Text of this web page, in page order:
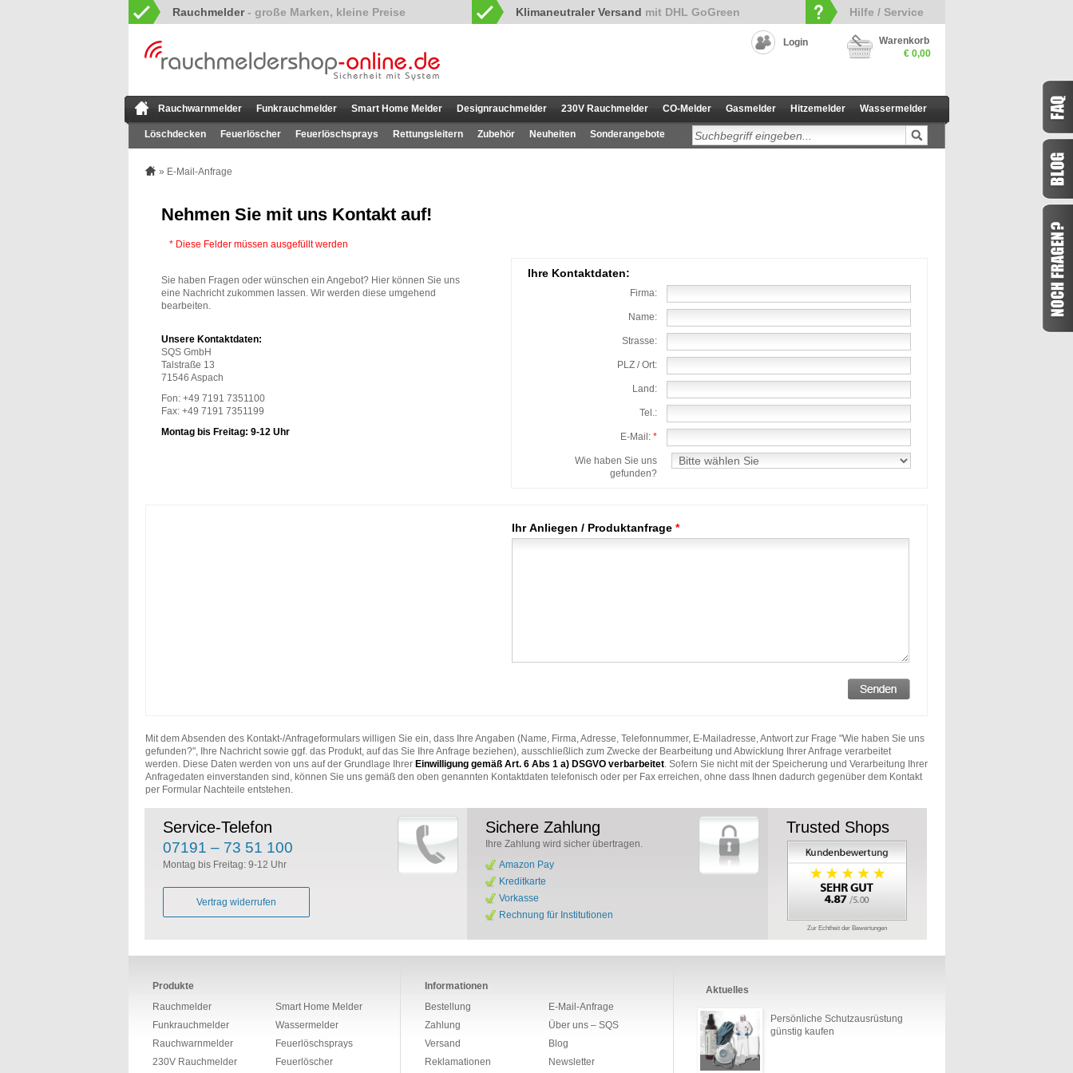
Rauchmelder Klimaneutraler Versand mit DHL GoGreen Hilfe / Service
Login
Warenkorb
€ 0,00
Rauchwarnmelder Funkrauchmelder Smart Home Melder Designrauchmelder 230V Rauchmelder CO-Melder Gasmelder Hitzemelder Wassermelder
Löschdecken Feuerlöscher Feuerlöschsprays Rettungsleitern Zubehör Neuheiten Sonderangebote
» E-Mail-Anfrage
Nehmen Sie mit uns Kontakt auf!
* Diese Felder müssen ausgefüllt werden
Sie haben Fragen oder wünschen ein Angebot? Hier können Sie uns
eine Nachricht zukommen lassen. Wir werden diese umgehend
bearbeiten.
Unsere Kontaktdaten:
SQS GmbH
Talstraße 13
71546 Aspach
Fon: +49 7191 7351100
Fax: +49 7191 7351199
Montag bis Freitag: 9-12 Uhr
Ihre Kontaktdaten:
Firma:
Name:
Strasse:
PLZ / Ort:
Land:
Tel.:
E-Mail: *
Wie haben Sie uns
gefunden?
Ihr Anliegen / Produktanfrage *
Mit dem Absenden des Kontakt-/Anfrageformulars willigen Sie ein, dass Ihre Angaben (Name, Firma, Adresse, Telefonnummer, E-Mailadresse, Antwort zur Frage "Wie haben Sie uns
gefunden?", Ihre Nachricht sowie ggf. das Produkt, auf das Sie Ihre Anfrage beziehen), ausschließlich zum Zwecke der Bearbeitung und Abwicklung Ihrer Anfrage verarbeitet
werden. Diese Daten werden von uns auf der Grundlage Ihrer Einwilligung gemäß Art. 6 Abs 1 a) DSGVO verbarbeitet. Sofern Sie nicht mit der Speicherung und Verarbeitung Ihrer
Anfragedaten einverstanden sind, können Sie uns gemäß den oben genannten Kontaktdaten telefonisch oder per Fax erreichen, ohne dass Ihnen dadurch gegenüber dem Kontakt
per Formular Nachteile entstehen.
Service-Telefon
07191 – 73 51 100
Montag bis Freitag: 9-12 Uhr
Vertrag widerrufen
Sichere Zahlung
Ihre Zahlung wird sicher übertragen.
Amazon Pay
Kreditkarte
Vorkasse
Rechnung für Institutionen
Trusted Shops
Zur Echtheit der Bewertungen
Produkte
Rauchmelder
Funkrauchmelder
Rauchwarnmelder
230V Rauchmelder
Smart Home Melder
Wassermelder
Feuerlöschsprays
Feuerlöscher
Informationen
Bestellung
Zahlung
Versand
Reklamationen
E-Mail-Anfrage
Über uns – SQS
Blog
Newsletter
Aktuelles
Persönliche Schutzausrüstung
günstig kaufen